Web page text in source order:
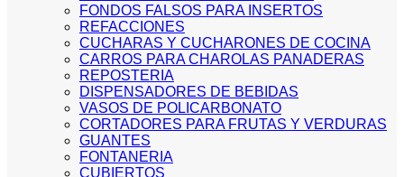
FONDOS FALSOS PARA INSERTOS
REFACCIONES
CUCHARAS Y CUCHARONES DE COCINA
CARROS PARA CHAROLAS PANADERAS
REPOSTERIA
DISPENSADORES DE BEBIDAS
VASOS DE POLICARBONATO
CORTADORES PARA FRUTAS Y VERDURAS
GUANTES
FONTANERIA
CUBIERTOS